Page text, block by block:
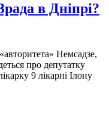
в Дніпрі?
Немсадзе,
про депутатку
9 лікарні Ілону